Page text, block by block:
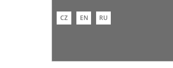
CZ EN RU